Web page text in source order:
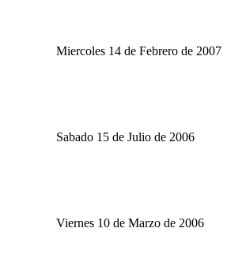
Miercoles 14 de Febrero de 2007
Sabado 15 de Julio de 2006
Viernes 10 de Marzo de 2006